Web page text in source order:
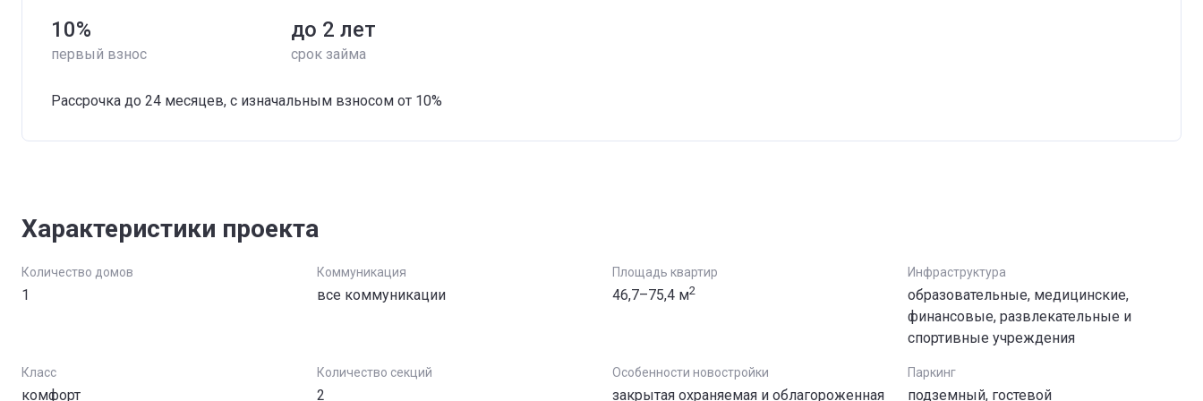
10%
первый взнос
до 2 лет
срок займа
Рассрочка до 24 месяцев, с изначальным взносом от 10%
Характеристики проекта
Количество домов
1
Коммуникация
все коммуникации
Площадь квартир
46,7–75,4 м2
Инфраструктура
образовательные, медицинские,
финансовые, развлекательные и
спортивные учреждения
Класс
комфорт
Количество секций
2
Особенности новостройки
закрытая охраняемая и облагороженная
Паркинг
подземный, гостевой